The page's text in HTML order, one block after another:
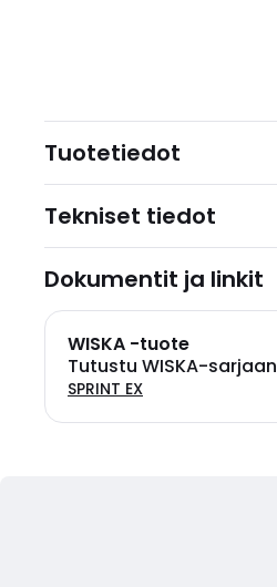
Tuotetiedot
Tekniset tiedot
Dokumentit ja linkit
WISKA -tuote
Tutustu WISKA-sarjaan
SPRINT EX